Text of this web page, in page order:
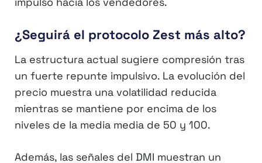
¿Seguirá el protocolo Zest más alto?
La estructura actual sugiere compresión tras
un fuerte repunte impulsivo. La evolución del
precio muestra una volatilidad reducida
mientras se mantiene por encima de los
niveles de la media media de 50 y 100.
Además, las señales del DMI muestran un